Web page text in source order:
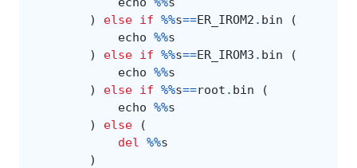
)
else if %%s==ER_IROM2 . bin
(
echo %%s
)
else if %%s==ER_IROM3 . bin
(
echo %%s
)
else if %%s==root . bin
(
echo %%s
)
else
(
del %%s
)